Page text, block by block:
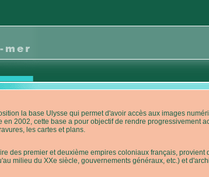
la base Ulysse qui permet d'avoir accès aux images
2002, cette base a pour objectif de rendre progressivement
les cartes et plans.
des premier et deuxième empires coloniaux français, provient
milieu du XXe siècle, gouvernements généraux, etc.) et